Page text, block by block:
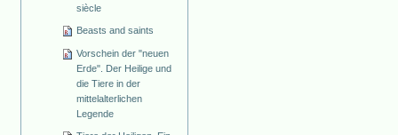
siècle
Beasts and saints
Vorschein der "neuen
Erde". Der Heilige und
die Tiere in der
mittelalterlichen
Legende